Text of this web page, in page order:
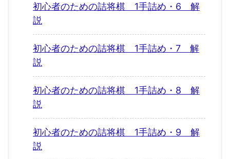
初心者のための詰将棋 1手詰め・6 解
説
初心者のための詰将棋 1手詰め・7 解
説
初心者のための詰将棋 1手詰め・8 解
説
初心者のための詰将棋 1手詰め・9 解
説